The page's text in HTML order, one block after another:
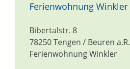
Ferienwohnung Winkler
Ferienwohnung Winkler
Bibertalstr. 8
78250Tengen / Beuren a.R.